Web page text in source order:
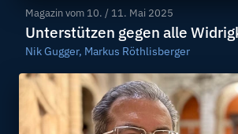
Magazin vom 10. / 11. Mai 2025
Unterstützen gegen alle
Nik Gugger, Markus Röthlisberger